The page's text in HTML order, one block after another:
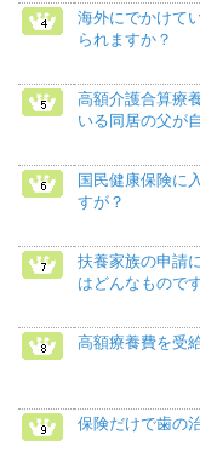
海外にでかけて
られますか？
高額介護合算療
いる同居の父が
国民健康保険に
すが？
扶養家族の申請
はどんなもので
高額療養費を受
保険だけで歯の